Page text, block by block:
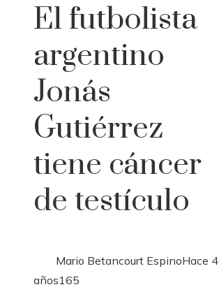
El futbolista
argentino
Jonás
Gutiérrez
tiene cáncer
de testículo
Mario Betancourt EspinoHace 4
años165